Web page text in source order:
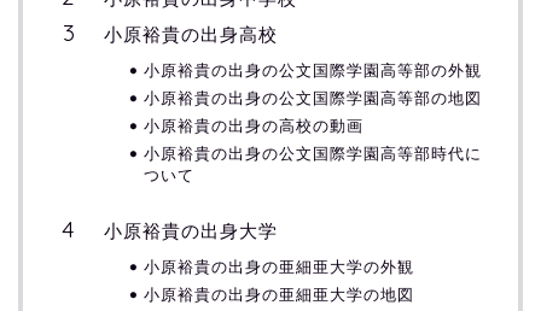
小原裕貴の出身高校
小原裕貴の出身の公文国際学園高等部の外観
小原裕貴の出身の公文国際学園高等部の地図
小原裕貴の出身の高校の動画
小原裕貴の出身の公文国際学園高等部時代に
ついて
小原裕貴の出身大学
小原裕貴の出身の亜細亜大学の外観
小原裕貴の出身の亜細亜大学の地図